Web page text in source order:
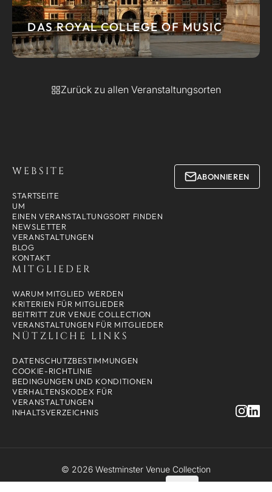
DAS ROYAL COLLEGE OF MUSIC
Zurück zu allen Veranstaltungsorten
WEBSITE
STARTSEITE
UM
EINEN VERANSTALTUNGSORT FINDEN
NEWSLETTER
VERANSTALTUNGEN
BLOG
KONTAKT
MITGLIEDER
WARUM MITGLIED WERDEN
KRITERIEN FÜR MITGLIEDER
BEITRITT ZUR VENUE COLLECTION
VERANSTALTUNGEN FÜR MITGLIEDER
NÜTZLICHE LINKS
DATENSCHUTZBESTIMMUNGEN
COOKIE-RICHTLINIE
BEDINGUNGEN UND KONDITIONEN
VERHALTENSKODEX FÜR
VERANSTALTUNGEN
INHALTSVERZEICHNIS
ABONNIEREN
© 2026 Westminster Venue Collection